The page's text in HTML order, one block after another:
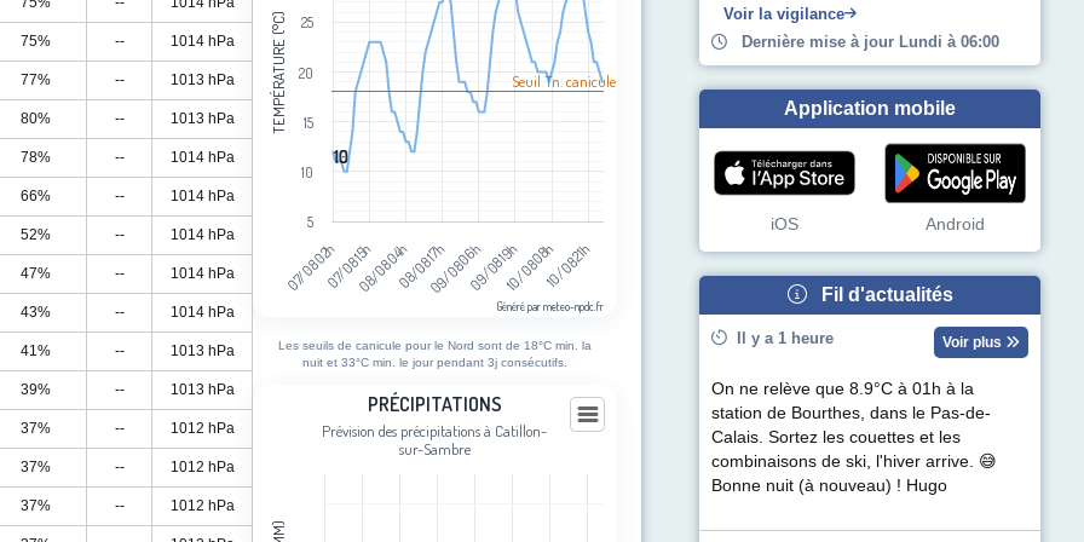
75% -- 1014 hPa
77% -- 1013 hPa
80% -- 1013 hPa
78% -- 1014 hPa
66% -- 1014 hPa
52% -- 1014 hPa
47% -- 1014 hPa
43% -- 1014 hPa
41% -- 1013 hPa
39% -- 1013 hPa
37% -- 1012 hPa
37% -- 1012 hPa
37% -- 1012 hPa
TEMPÉRATURE (°C)
10
10
07/08 02h07/08 15h08/08 04h08/08 17h09/08 06h09/08 19h10/08 08h10/08 21h
5
10
15
20
25
Généré par meteo-npdc.fr
Seuil Tn. canicule
Les seuils de canicule pour le Nord sont de 18°C min. la
nuit et 33°C min. le jour pendant 3j consécutifs.
Bar chart with 97 bars.
The chart has 1 X axis displaying categories.
PRÉCIPITATIONS
Prévision des précipitations à Catillon-
sur-Sambre
Voir la vigilance
Dernière mise à jour Lundi à 06:00
Application mobile
iOS Android
Fil d'actualités
Il y a 1 heure Voir plus
On ne relève que 8.9°C à 01h à la
station de Bourthes, dans le Pas-de-
Calais. Sortez les couettes et les
combinaisons de ski, l'hiver arrive. 😅
Bonne nuit (à nouveau) ! Hugo